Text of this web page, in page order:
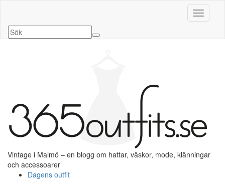
Slå på/
Vintage i Malmö – en blogg om hattar, väskor, mode, klänningar
och accessoarer
Dagens outfit